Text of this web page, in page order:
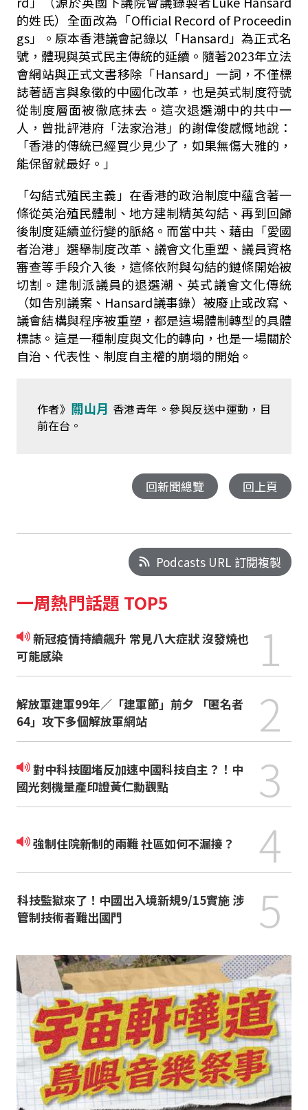
的姓氏）全面改為「Official Record of Proceedin
gs」。原本香港議會記錄以「Hansard 」為正式名
號，體現與英式民主傳統的延續。隨著2023年立法
會網站與正式文書移除「Hansard 」一詞，不僅標
誌著語言與象徵的中國化改革，也是英式制度符號
從制度層面被徹底抹去。這次退選潮中的共中一
人，曾批評港府「法家治港」的謝偉俊感慨地說：
「香港的傳統已經買少見少了，如果無傷大雅的，
能保留就最好。」
「勾結式殖民主義」在香港的政治制度中蘊含著一
條從英治殖民體制、地方建制精英勾結、再到回歸
後制度延續並衍變的脈絡。而當中共、藉由「愛國
者治港」選舉制度改革、議會文化重塑、議員資格
審查等手段介入後，這條依附與勾結的鏈條開始被
切割。建制派議員的退選潮、英式議會文化傳統
（如告別議案、 Hansard議事錄）被廢止或改寫、
議會結構與程序被重塑，都是這場體制轉型的具體
標誌。這是一種制度與文化的轉向，也是一場關於
自治、代表性、制度自主權的崩塌的開始。
作者》 關山月 香港青年。參與反送中運動，目
前在台。
回新聞總覽 回上頁
Podcasts URL 訂閱複製
一周熱門話題 TOP5
新冠疫情持續飆升 常見八大症狀 沒發燒也
可能感染
1
解放軍建軍99年／「建軍節」前夕 「匿名者
64」攻下多個解放軍網站
2
對中科技圍堵反加速中國科技自主？！中
國光刻機量產印證黃仁勳觀點
3
強制住院新制的兩難 社區如何不漏接？ 4
科技監獄來了！中國出入境新規9/15實施 涉
管制技術者難出國門
5